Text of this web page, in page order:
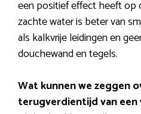
een positief effect heeft op
zachte water is beter van
als kalkvrije leidingen en
douchewand en tegels.
Wat kunnen we zeggen
terugverdientijd van